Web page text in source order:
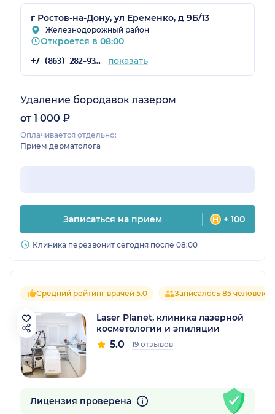
г Ростов-на-Дону, ул Еременко, д 9Б/13
Железнодорожный район
Откроется в 08:00
+7 (863) 282-93-44 показать
Удаление бородавок лазером
от 1 000 ₽
Оплачивается отдельно:
Прием дерматолога
Записаться на прием + 100
Клиника перезвонит сегодня после 08:00
Средний рейтинг врачей 5.0 Записалось 85 человек
Laser Planet, клиника лазерной
косметологии и эпиляции
5.0 19 отзывов
Лицензия проверена